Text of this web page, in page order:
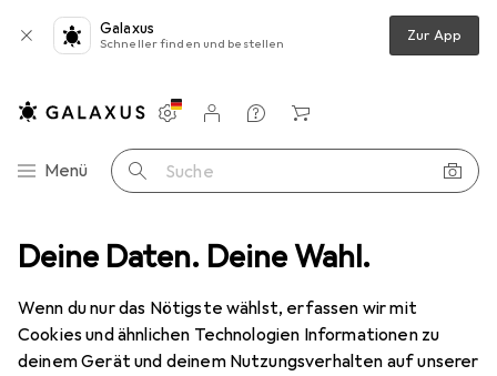
Deine Daten. Deine Wahl.
Wenn du nur das Nötigste wählst, erfassen wir mit
Cookies und ähnlichen Technologien Informationen zu
deinem Gerät und deinem Nutzungsverhalten auf unserer
Galaxus
Schneller finden und bestellen Zur App
Navigation nach Kategorien
Menü Suche
Einstellungen
Kundenkonto
Vergleichslisten
Merklisten
Warenkorb
Fördertechnik Festo ADN Compact Cyl 50mm Bore 80mm Stroke
2 Bilder